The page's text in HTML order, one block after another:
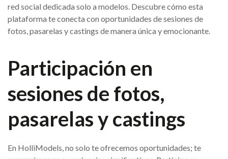
red social dedicada solo a modelos. Descubre cómo esta
plataforma te conecta con oportunidades de sesiones de
fotos, pasarelas y castings de manera única y emocionante.
Participación en
sesiones de fotos,
pasarelas y castings
En HolliModels, no solo te ofrecemos oportunidades; te